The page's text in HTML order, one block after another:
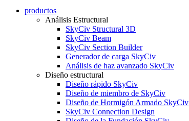
productos
Análisis Estructural
SkyCiv Structural 3D
SkyCiv Beam
SkyCiv Section Builder
Generador de carga SkyCiv
Análisis de haz avanzado SkyCiv
Diseño estructural
Diseño rápido SkyCiv
Diseño de miembro de SkyCiv
Diseño de Hormigón Armado SkyCiv
SkyCiv Connection Design